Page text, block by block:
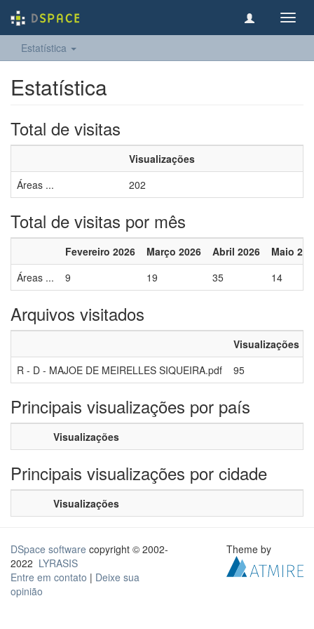
Estatística
Estatística
Total de visitas
Visualizações
Áreas ...
202
Total de visitas por mês
Fevereiro 2026 Março 2026 Abril 2026
Maio
Áreas ...
9 19 35 14
Arquivos visitados
Visualizações
R - D - MAJOE DE MEIRELLES SIQUEIRA.pdf
95
Principais visualizações por país
Visualizações
Principais visualizações por cidade
Visualizações
DSpace software copyright © 2002-
2022 LYRASIS
Entre em contato | Deixe sua
opinião
Theme by